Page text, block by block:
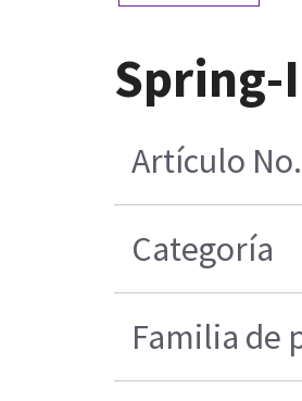
Spring-
Artículo No.
Categoría
Familia de